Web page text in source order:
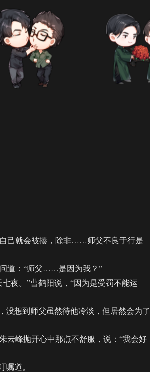
己就会被揍，除非……师父不良于行是
道：“师父……是因为我？”
。”曹鹤阳说，“因为是受罚不能运
想到师父虽然待他冷淡，但居然会为了
峰抛开心中那点不舒服，说：“我会好
道。